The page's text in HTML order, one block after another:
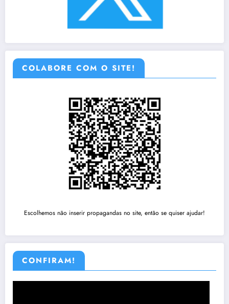
COLABORE COM O SITE!
Escolhemos não inserir propagandas no site, então se quiser ajudar!
CONFIRAM!